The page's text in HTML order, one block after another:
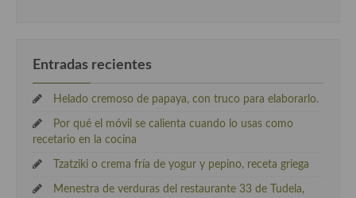
Entradas recientes
Helado cremoso de papaya, con truco para elaborarlo.
Por qué el móvil se calienta cuando lo usas como
recetario en la cocina
Tzatziki o crema fría de yogur y pepino, receta griega
Menestra de verduras del restaurante 33 de Tudela,